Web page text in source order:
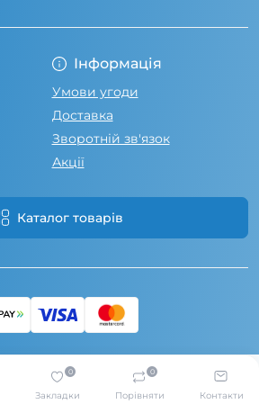
Закладки
0
Порівняти
0
Контакти
Інформація
Умови угоди
Доставка
Зворотній зв'язок
Акції
Каталог товарів